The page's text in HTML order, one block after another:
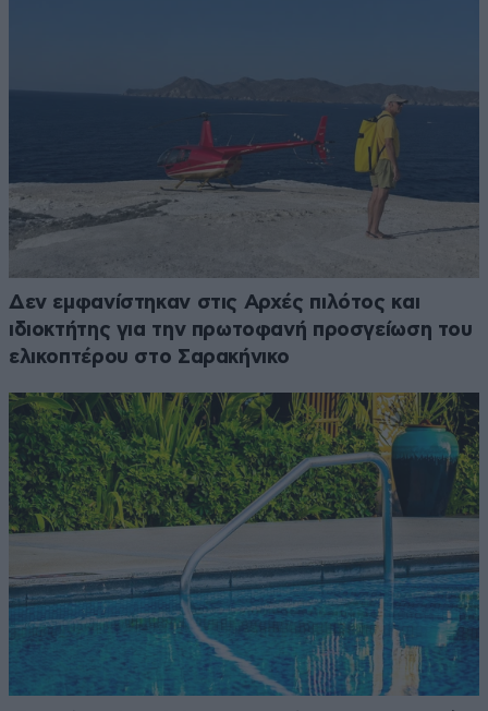
Δεν εμφανίστηκαν στις Αρχές πιλότος και
ιδιοκτήτης για την πρωτοφανή προσγείωση του
ελικοπτέρου στο Σαρακήνικο